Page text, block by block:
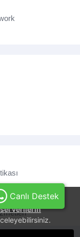
için, çerezler
verilerin
Canlı Destek